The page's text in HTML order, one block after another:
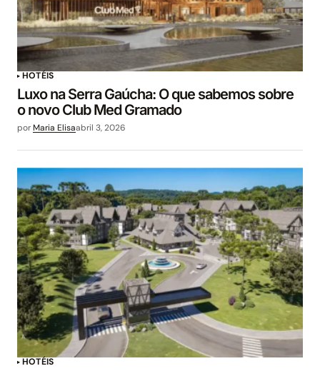
HOTÉIS
Luxo na Serra Gaúcha: O que sabemos sobre
o novo Club Med Gramado
por Maria Elisaabril 3, 2026
HOTÉIS